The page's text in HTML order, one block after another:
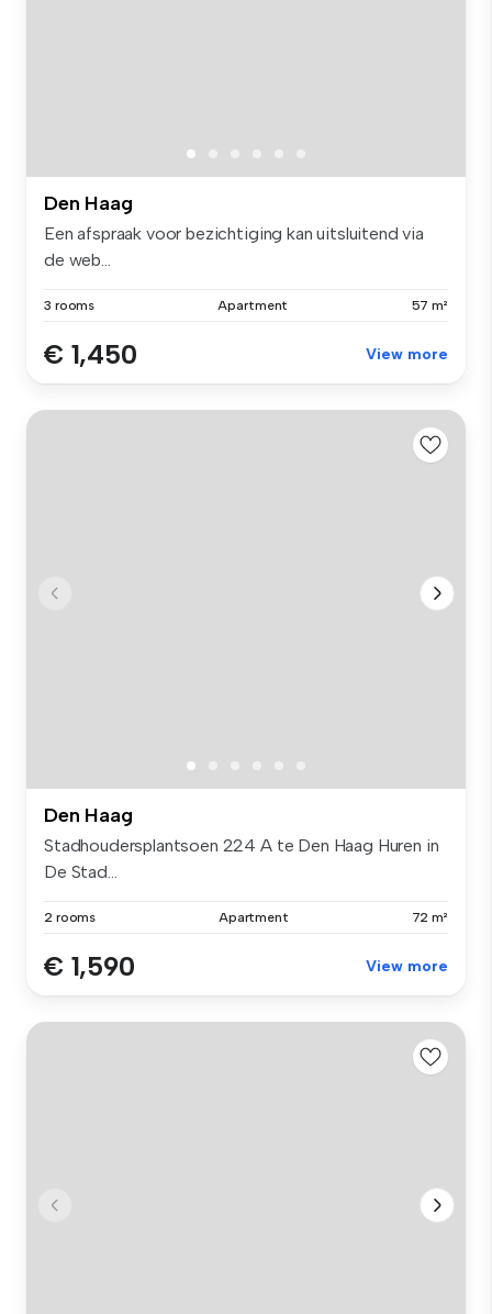
Den Haag
Een afspraak voor bezichtiging kan uitsluitend via
de web...
3 rooms Apartment 57 m²
€ 1,450 View more
Den Haag
Stadhoudersplantsoen 224 A te Den Haag Huren in
De Stad...
2 rooms Apartment 72 m²
€ 1,590 View more